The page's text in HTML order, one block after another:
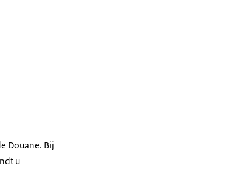
Douane. Bij
u